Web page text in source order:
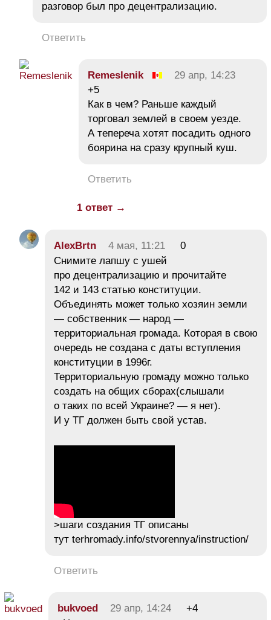
разговор был про децентрализацию.
Ответить
Remeslenik
29 апр, 14:23
+5
Как в чем? Раньше каждый
торговал землей в своем уезде.
А тепереча хотят посадить одного
боярина на сразу крупный куш.
Ответить
1 ответ →
AlexBrtn 4 мая, 11:21
0
Снимите лапшу с ушей
про децентрализацию и прочитайте
142 и 143 статью конституции.
Объединять может только хозяин земли
— собственник — народ —
территориальная громада. Которая в свою
очередь не создана с даты вступления
конституции в 1996г.
Территориальную громаду можно только
создать на общих сборах(слышали
о таких по всей Украине? — я нет).
И у ТГ должен быть свой устав.
>шаги создания ТГ описаны
тут terhromady.info/stvorennya/instruction/
Ответить
bukvoed 29 апр, 14:24
+4